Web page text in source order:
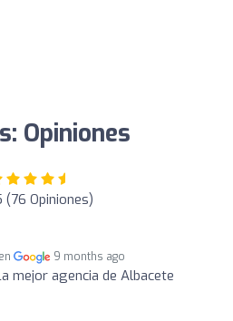
Opiniones
(76 Opiniones)
9 months ago
mejor agencia de Albacete